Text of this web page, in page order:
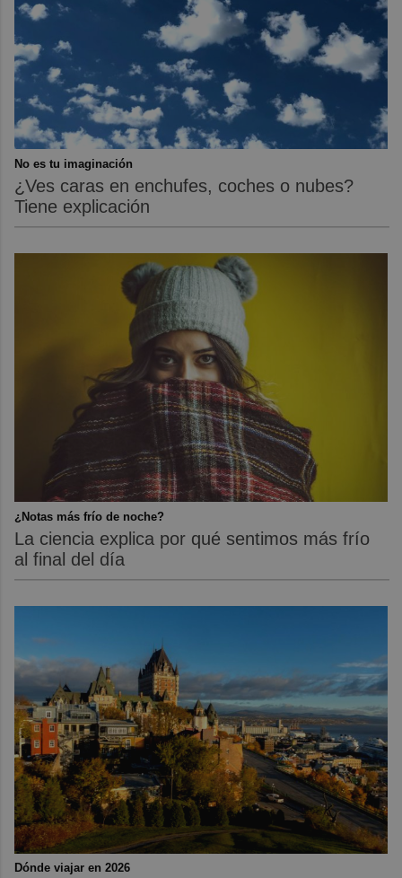
No es tu imaginación
¿Ves caras en enchufes, coches o nubes?
Tiene explicación
¿Notas más frío de noche?
La ciencia explica por qué sentimos más frío
al final del día
Dónde viajar en 2026